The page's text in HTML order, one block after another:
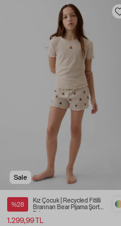
Sale
%28
Kız Çocuk | Recycled Fitilli
Brannan Bear Pijama Şort
Takım
1.299,99 TL